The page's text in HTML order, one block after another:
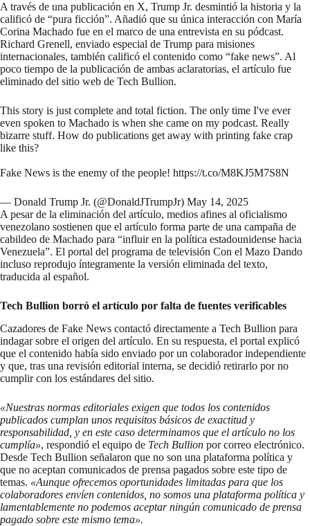
A través de una publicación en X, Trump Jr. desmintió la historia y la
calificó de “pura ficción”. Añadió que su única interacción con María
Corina Machado fue en el marco de una entrevista en su pódcast.
Richard Grenell, enviado especial de Trump para misiones
internacionales, también calificó el contenido como “fake news”. Al
poco tiempo de la publicación de ambas aclaratorias, el artículo fue
eliminado del sitio web de Tech Bullion.
This story is just complete and total fiction. The only time I've ever
even spoken to Machado is when she came on my podcast. Really
bizarre stuff. How do publications get away with printing fake crap
like this?
Fake News is the enemy of the people! https://t.co/M8KJ5M7S8N
— Donald Trump Jr. (@DonaldJTrumpJr) May 14, 2025
A pesar de la eliminación del artículo, medios afines al oficialismo
venezolano sostienen que el artículo forma parte de una campaña de
cabildeo de Machado para “influir en la política estadounidense hacia
Venezuela”. El portal del programa de televisión Con el Mazo Dando
incluso reprodujo íntegramente la versión eliminada del texto,
traducida al español.
Tech Bullion borró el artículo por falta de fuentes verificables
Cazadores de Fake News contactó directamente a Tech Bullion para
indagar sobre el origen del artículo. En su respuesta, el portal explicó
que el contenido había sido enviado por un colaborador independiente
y que, tras una revisión editorial interna, se decidió retirarlo por no
cumplir con los estándares del sitio.
«Nuestras normas editoriales exigen que todos los contenidos
publicados cumplan unos requisitos básicos de exactitud y
responsabilidad, y en este caso determinamos que el artículo no los
cumplía», respondió el equipo de Tech Bullion por correo electrónico.
Desde Tech Bullion señalaron que no son una plataforma política y
que no aceptan comunicados de prensa pagados sobre este tipo de
temas. «Aunque ofrecemos oportunidades limitadas para que los
colaboradores envíen contenidos, no somos una plataforma política y
lamentablemente no podemos aceptar ningún comunicado de prensa
pagado sobre este mismo tema».